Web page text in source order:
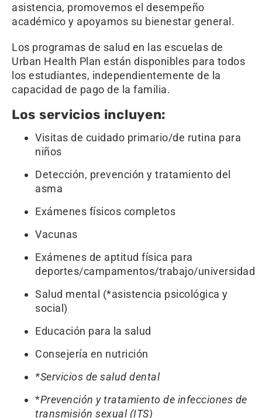
asistencia, promovemos el desempeño
académico y apoyamos su bienestar general.
Los programas de salud en las escuelas de
Urban Health Plan están disponibles para todos
los estudiantes, independientemente de la
capacidad de pago de la familia.
Los servicios incluyen:
Visitas de cuidado primario/de rutina para
niños
Detección, prevención y tratamiento del
asma
Exámenes físicos completos
Vacunas
Exámenes de aptitud física para
deportes/campamentos/trabajo/universidad
Salud mental (*asistencia psicológica y
social)
Educación para la salud
Consejería en nutrición
*Servicios de salud dental
*Prevención y tratamiento de infecciones de
transmisión sexual (ITS)